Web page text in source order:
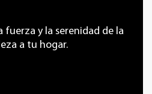
fuerza y ​​la serenidad de la
a tu hogar.